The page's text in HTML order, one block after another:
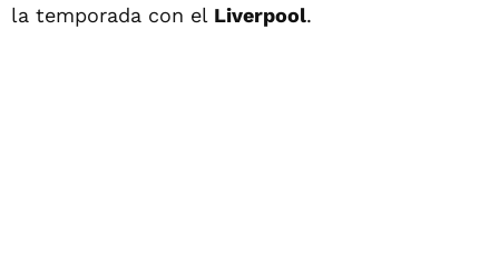
la temporada con el Liverpool.